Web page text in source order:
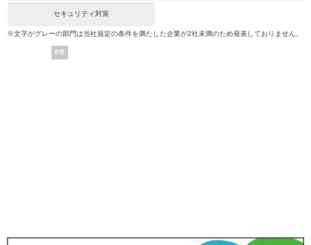
セキュリティ対策
※文字がグレーの部門は当社規定の条件を満たした企業が2社未満のため発表しておりません。
PR